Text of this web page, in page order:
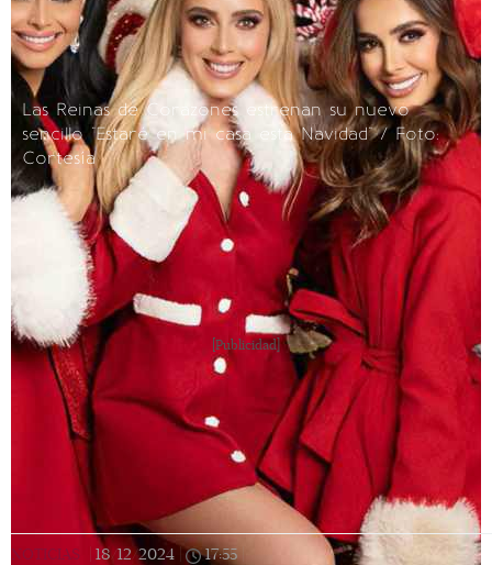
Las Reinas de Corazones estrenan su nuevo
sencillo "Estaré en mi casa esta Navidad" / Foto:
Cortesía
[Publicidad]
NOTICIAS 18/12/2024 17:55